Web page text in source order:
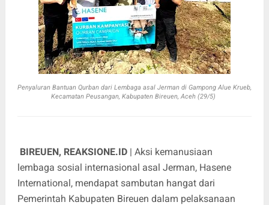
Penyaluran Bantuan Qurban dari Lembaga asal Jerman di Gampong Alue Krueb,
Kecamatan Peusangan, Kabupaten Bireuen, Aceh (29/5)
BIREUEN, REAKSIONE.ID| Aksi kemanusiaan
lembaga sosial internasional asal Jerman, Hasene
International, mendapat sambutan hangat dari
Pemerintah Kabupaten Bireuen dalam pelaksanaan